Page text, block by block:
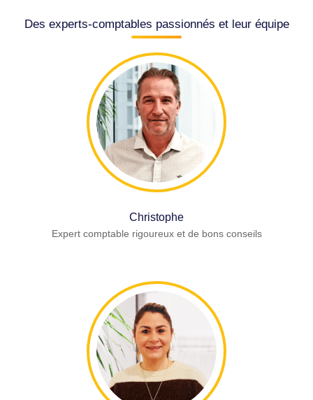
Des experts-comptables passionnés et leur équipe
Christophe
Expert comptable rigoureux et de bons conseils